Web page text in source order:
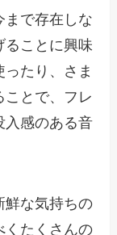
まで存在しな
ることに興味
たり、さま
ことで、フレ
入感のある音
鮮な気持ちの
くたくさんの